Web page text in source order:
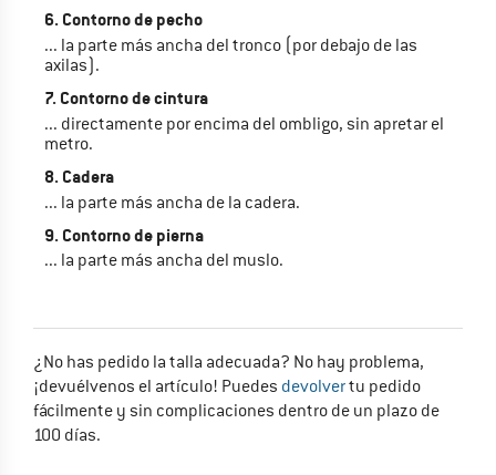
6. Contorno de pecho
... la parte más ancha del tronco (por debajo de las
axilas).
7. Contorno de cintura
... directamente por encima del ombligo, sin apretar el
metro.
8. Cadera
... la parte más ancha de la cadera.
9. Contorno de pierna
... la parte más ancha del muslo.
¿No has pedido la talla adecuada? No hay problema,
¡devuélvenos el artículo! Puedes devolvertu pedido
fácilmente y sin complicaciones dentro de un plazo de
100 días.